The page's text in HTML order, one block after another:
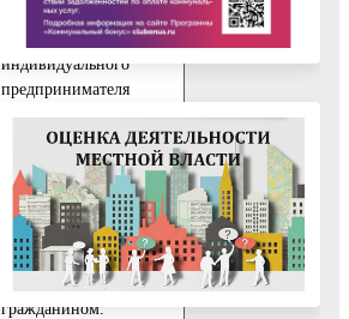
адрес регистрации
юридического лица,
индивидуального
предпринимателя
(адрес электронной
почты), по которому
должен быть направлен
ответ на поставленный
вопрос.
Письменное обращение
подписывается
гражданином.